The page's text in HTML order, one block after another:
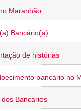
Maranhão
Bancário(a)
de histórias
bancário no
Bancários